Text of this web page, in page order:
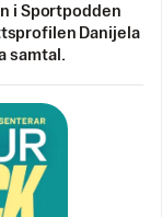
i Sportpodden
Danijela
samtal.